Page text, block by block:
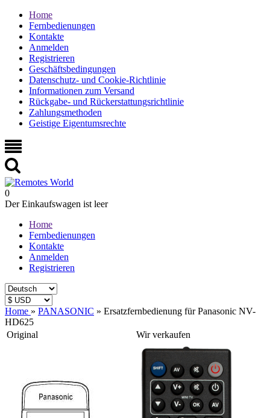
Home
Fernbedienungen
Kontakte
Anmelden
Registrieren
Geschäftsbedingungen
Datenschutz- und Cookie-Richtlinie
Informationen zum Versand
Rückgabe- und Rückerstattungsrichtlinie
Zahlungsmethoden
Geistige Eigentumsrechte
0
Der Einkaufswagen ist leer
Home
Fernbedienungen
Kontakte
Anmelden
Registrieren
Home » PANASONIC » Ersatzfernbedienung für Panasonic NV-
HD625
Original
Wir verkaufen